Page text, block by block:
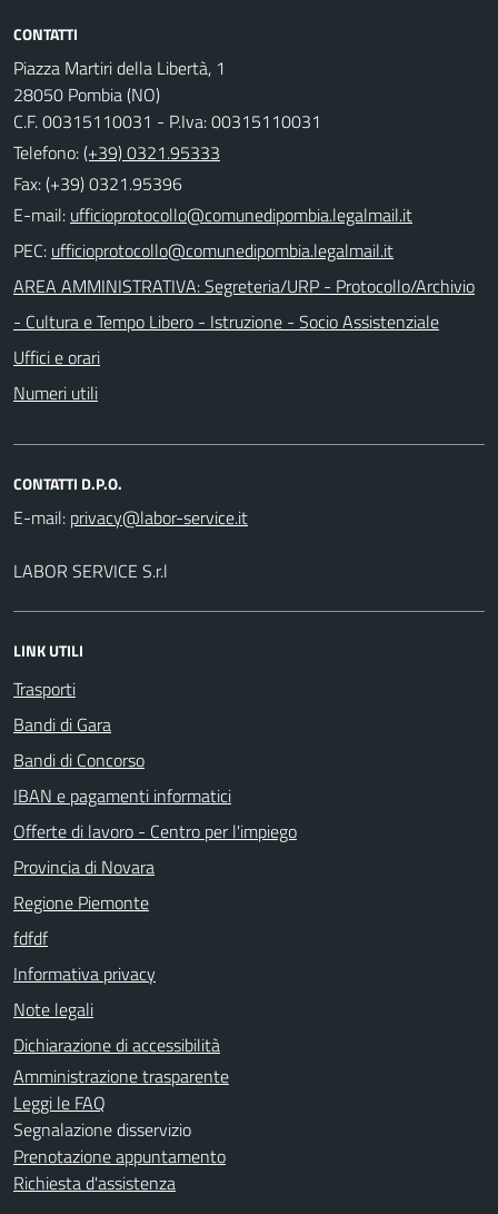
CONTATTI
Piazza Martiri della Libertà, 1
28050 Pombia (NO)
C.F. 00315110031 - P.Iva: 00315110031
Telefono:(+39) 0321.95333
Fax: (+39) 0321.95396
E-mail:
PEC:
AREA AMMINISTRATIVA: Segreteria/URP - Protocollo/Archivio
- Cultura e Tempo Libero - Istruzione - Socio Assistenziale
Uffici e orari
Numeri utili
CONTATTI D.P.O.
E-mail:
LABOR SERVICE S.r.l
LINK UTILI
Trasporti
Bandi di Gara
Bandi di Concorso
IBAN e pagamenti informatici
Offerte di lavoro - Centro per l'impiego
Provincia di Novara
Regione Piemonte
fdfdf
Informativa privacy
Note legali
Dichiarazione di accessibilità
Amministrazione trasparente
Leggi le FAQ
Segnalazione disservizio
Prenotazione appuntamento
Richiesta d'assistenza